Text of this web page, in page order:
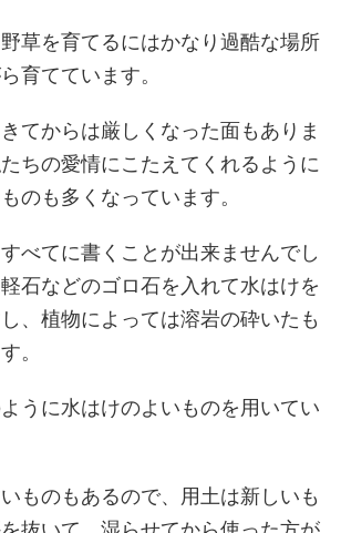
草を育てるにはかなり過酷な場所
育てています。
てからは厳しくなった面もありま
ちの愛情にこたえてくれるように
のも多くなっています。
べてに書くことが出来ませんでし
石などのゴロ石を入れて水はけを
、植物によっては溶岩の砕いたも
。
うに水はけのよいものを用いてい
ものもあるので、用土は新しいも